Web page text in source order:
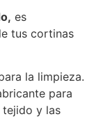
es
tus cortinas
la limpieza.
para
y las